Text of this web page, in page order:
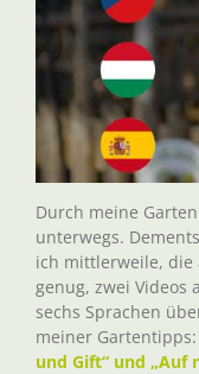
Durch meine
unterwegs.
ich mittlerweile, die
genug, zwei Videos
sechs Sprachen
meiner Gartentipps:
und Gift“ und „Auf